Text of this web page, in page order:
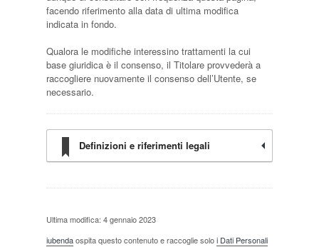
facendo riferimento alla data di ultima modifica
indicata in fondo.
Qualora le modifiche interessino trattamenti la cui
base giuridica è il consenso, il Titolare provvederà a
raccogliere nuovamente il consenso dell’Utente, se
necessario.
Definizioni e riferimenti legali
Ultima modifica: 4 gennaio 2023
iubendaospita questo contenuto e raccoglie soloi Dati Personali